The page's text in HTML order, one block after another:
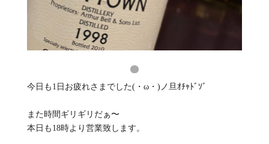
今日も1日お疲れさまでした(・ω・)ノ旦ｵﾁｬﾄﾞｿﾞ
また時間ギリギリだぁ〜
本日も18時より営業致します。